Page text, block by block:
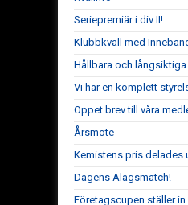
Seriepremiär i div II!
Klubbkväll med
Hållbara och
Vi har en komplett
Öppet brev till våra
Årsmöte
Kemistens pris delades
Dagens Alagsmatch!
Företagscupen ställer in.